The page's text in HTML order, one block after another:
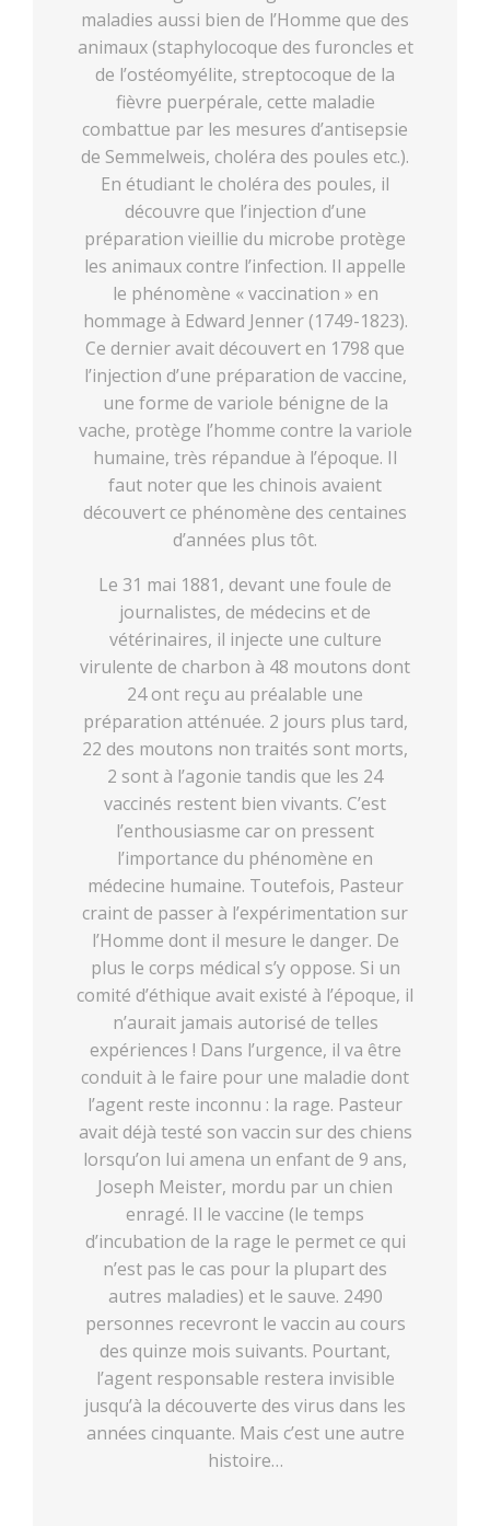
maladies aussi bien de l’Homme que des
animaux (staphylocoque des furoncles et
de l’ostéomyélite, streptocoque de la
fièvre puerpérale, cette maladie
combattue par les mesures d’antisepsie
de Semmelweis, choléra des poules etc.).
En étudiant le choléra des poules, il
découvre que l’injection d’une
préparation vieillie du microbe protège
les animaux contre l’infection. Il appelle
le phénomène « vaccination » en
hommage à Edward Jenner (1749-1823).
Ce dernier avait découvert en 1798 que
l’injection d’une préparation de vaccine,
une forme de variole bénigne de la
vache, protège l’homme contre la variole
humaine, très répandue à l’époque. Il
faut noter que les chinois avaient
découvert ce phénomène des centaines
d’années plus tôt.
Le 31 mai 1881, devant une foule de
journalistes, de médecins et de
vétérinaires, il injecte une culture
virulente de charbon à 48 moutons dont
24 ont reçu au préalable une
préparation atténuée. 2 jours plus tard,
22 des moutons non traités sont morts,
2 sont à l’agonie tandis que les 24
vaccinés restent bien vivants. C’est
l’enthousiasme car on pressent
l’importance du phénomène en
médecine humaine. Toutefois, Pasteur
craint de passer à l’expérimentation sur
l’Homme dont il mesure le danger. De
plus le corps médical s’y oppose. Si un
comité d’éthique avait existé à l’époque, il
n’aurait jamais autorisé de telles
expériences ! Dans l’urgence, il va être
conduit à le faire pour une maladie dont
l’agent reste inconnu : la rage. Pasteur
avait déjà testé son vaccin sur des chiens
lorsqu’on lui amena un enfant de 9 ans,
Joseph Meister, mordu par un chien
enragé. Il le vaccine (le temps
d’incubation de la rage le permet ce qui
n’est pas le cas pour la plupart des
autres maladies) et le sauve. 2490
personnes recevront le vaccin au cours
des quinze mois suivants. Pourtant,
l’agent responsable restera invisible
jusqu’à la découverte des virus dans les
années cinquante. Mais c’est une autre
histoire…